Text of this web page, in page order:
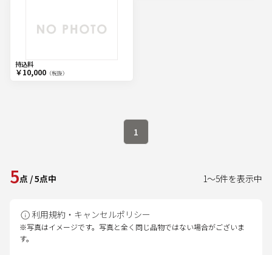
持込料
￥10,000（税抜）
1
5点 /5点中 1～5件を表示中
利用規約・キャンセルポリシー
※写真はイメージです。写真と全く同じ品物ではない場合がございま
す。